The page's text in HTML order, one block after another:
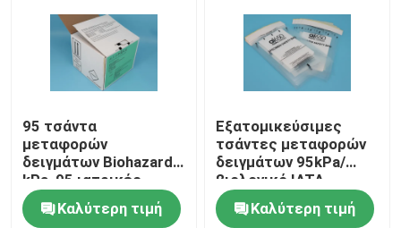
95 τσάντα
μεταφορών
δειγμάτων Biohazard
kPa, 95 ιατρικές
τσάντες μεταφοράς
KPa Καλύτερη τιμή
Εξατομικεύσιμες
τσάντες μεταφορών
δειγμάτων 95kPa/
βιολογικό IATA
τσαντών κινδύνου
εγκεκριμένες
Καλύτερη τιμή